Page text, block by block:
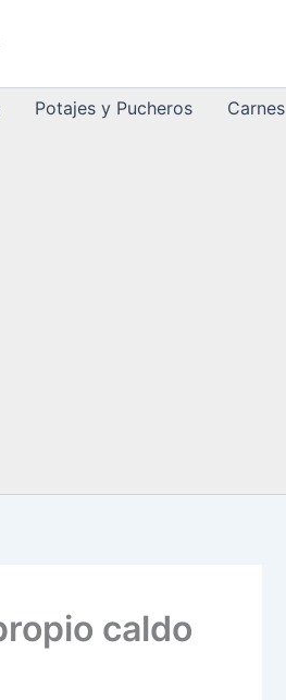
Potajes y Pucheros Carnes
caldo